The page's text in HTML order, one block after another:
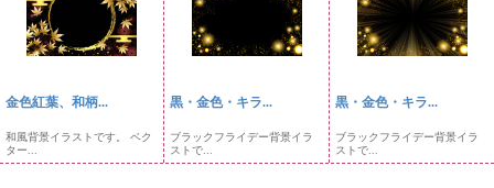
金色紅葉、和柄...
和風背景イラストです。 ベク
ター...
黒・金色・キラ...
ブラックフライデー背景イラ
ストで...
黒・金色・キラ...
ブラックフライデー背景イラ
ストで...